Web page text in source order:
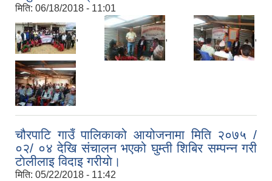
मिति: 06/18/2018 - 11:01
, , ,
चौरपाटि गाउँ पालिकाको आयोजनामा मिति २०७५ /
०२/ ०४ देखि संचालन भएको घुम्ती शिबिर सम्पन्न गरी
टाेलीलाइ विदाइ गरीयाे।
मिति: 05/22/2018 - 11:42